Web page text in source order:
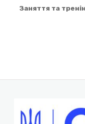
Навігація
Заняття та